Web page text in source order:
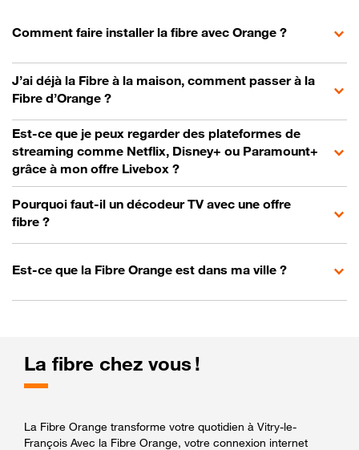
Comment faire installer la fibre avec Orange ?
J’ai déjà la Fibre à la maison, comment passer à la
Fibre d’Orange ?
Est-ce que je peux regarder des plateformes de
streaming comme Netflix, Disney+ ou Paramount+
grâce à mon offre Livebox ?
Pourquoi faut-il un décodeur TV avec une offre
fibre ?
Est-ce que la Fibre Orange est dans ma ville ?
La fibre chez vous !
La Fibre Orange transforme votre quotidien à Vitry-le-
François Avec la Fibre Orange, votre connexion internet